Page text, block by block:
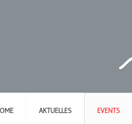
AKTUELLES EVENTS